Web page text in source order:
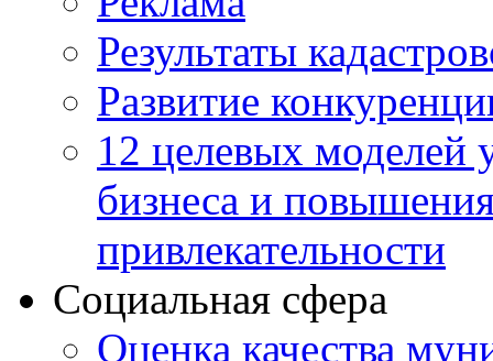
Результаты
Развитие
12 целевых моделей
бизнеса и
привлекательности
Социальная сфера
Оценка качества